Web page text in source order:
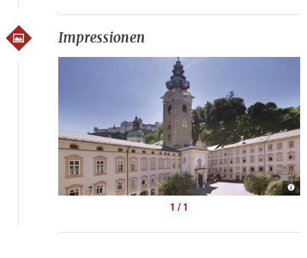
Impressionen
St.
Peter
1 / 1